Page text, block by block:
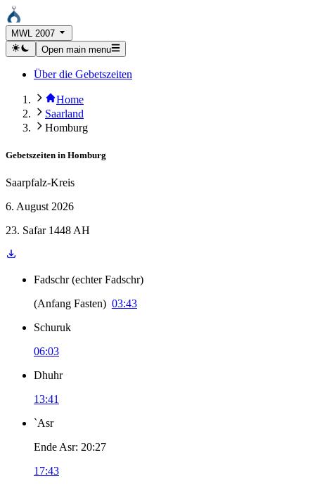
MWL 2007
Open main menu
Über die Gebetszeiten
Home
Saarland
Homburg
Gebetszeiten in Homburg
Saarpfalz-Kreis
6. August 2026
23. Safar 1448 AH
Fadschr (echter Fadschr)
(Anfang Fasten) 03:43
Schuruk
06:03
Dhuhr
13:41
`Asr
Ende Asr: 20:27
17:43